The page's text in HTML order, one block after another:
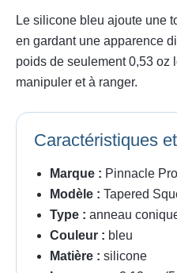
Le silicone bleu ajoute une
en gardant une apparence
poids de seulement 0,53 oz
manipuler et à ranger.
Caractéristiques
Marque : Pinnacle Pro
Modèle : Tapered
Type : anneau
Couleur : bleu
Matière : silicone